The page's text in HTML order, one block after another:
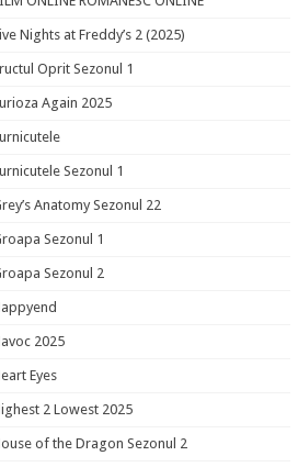
Nights at Freddy’s 2 (2025)
Oprit Sezonul 1
Again 2025
Sezonul 1
Anatomy Sezonul 22
Sezonul 1
Sezonul 2
2025
Eyes
2 Lowest 2025
of the Dragon Sezonul 2